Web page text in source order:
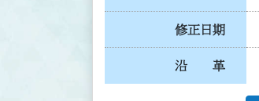
修正日期
沿 革